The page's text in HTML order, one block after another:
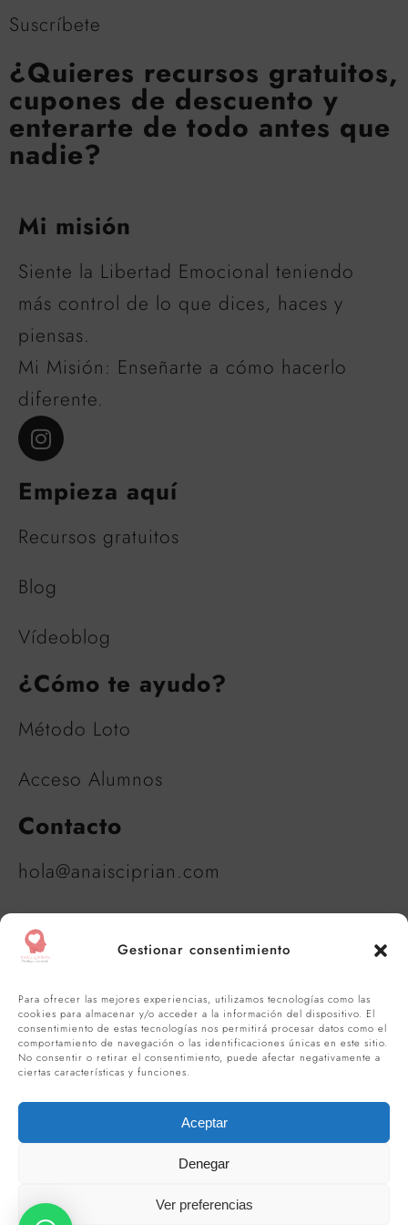
Gestionar consentimiento
Para ofrecer las mejores experiencias, utilizamos tecnologías como las
cookies para almacenar y/o acceder a la información del dispositivo. El
consentimiento de estas tecnologías nos permitirá procesar datos como el
comportamiento de navegación o las identificaciones únicas en este sitio.
No consentir o retirar el consentimiento, puede afectar negativamente a
ciertas características y funciones.
Aceptar
Denegar
Ver preferencias
Suscríbete
¿Quieres recursos gratuitos,
cupones de descuento y
enterarte de todo antes que
nadie?
Mi misión
Siente la Libertad Emocional teniendo
más control de lo que dices, haces y
piensas.
Mi Misión: Enseñarte a cómo hacerlo
diferente.
Empieza aquí
Recursos gratuitos
Blog
Vídeoblog
¿Cómo te ayudo?
Método Loto
Acceso Alumnos
Contacto
hola@anaisciprian.com